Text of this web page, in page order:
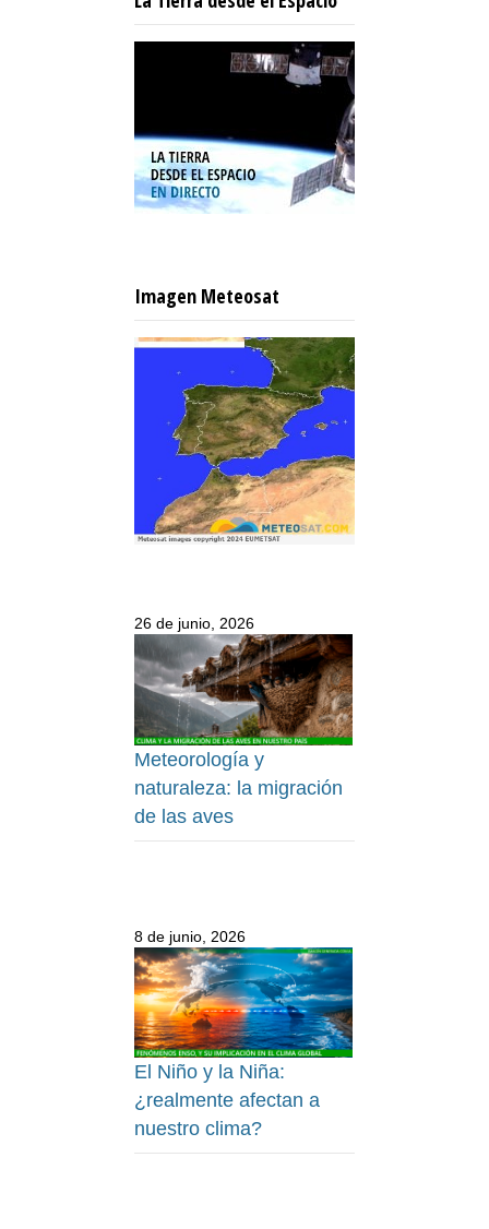
Imagen Meteosat
26 de junio, 2026
Meteorología y
naturaleza: la migración
de las aves
8 de junio, 2026
El Niño y la Niña:
¿realmente afectan a
nuestro clima?